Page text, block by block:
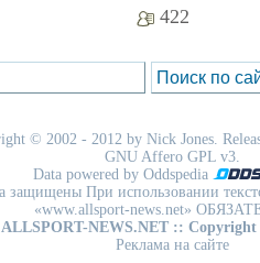
422
© 2002 - 2012 by Nick Jones.
GNU Affero GPL v3.
Data powered by Oddspedia
защищены При использовании
«www.allsport-news.net»
ALLSPORT-NEWS.NET :: Copyright
Реклама на сайте